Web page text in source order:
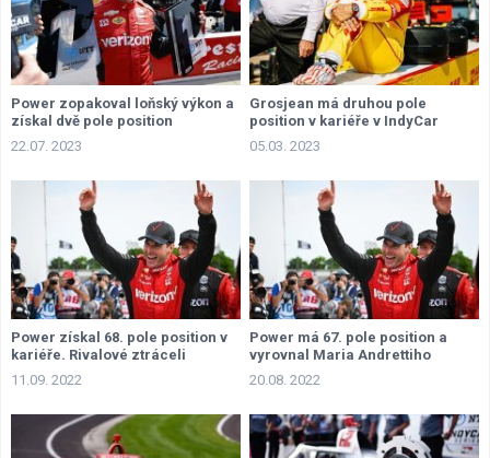
Power zopakoval loňský výkon a
získal dvě pole position
22.07. 2023
Grosjean má druhou pole
position v kariéře v IndyCar
05.03. 2023
Power získal 68. pole position v
kariéře. Rivalové ztráceli
11.09. 2022
Power má 67. pole position a
vyrovnal Maria Andrettiho
20.08. 2022